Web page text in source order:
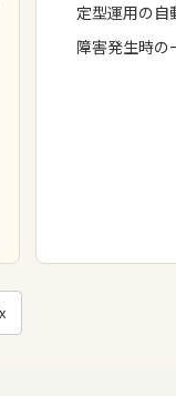
定型運用の自
障害発生時の